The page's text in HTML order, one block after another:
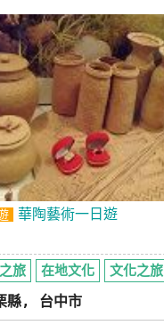
華陶藝術一日遊
旅 在地文化 文化之旅
縣, 台中市